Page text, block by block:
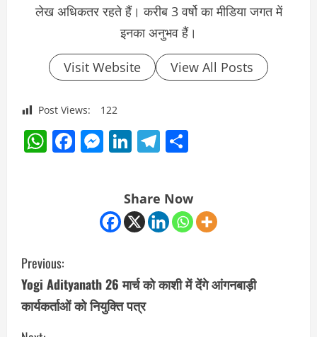
लेख अधिकतर रहते हैं। करीब 3 वर्षो का मीडिया जगत में
इनका अनुभव हैं।
Visit Website View All Posts
Post Views: 122
WhatsApp
Facebook
Messenger
LinkedIn
Telegram
Share Now
C
o
n
Previous:
Yogi Adityanath 26 मार्च को काशी में देंगे आंगनबाड़ी
कार्यकर्ताओं को नियुक्ति पत्र